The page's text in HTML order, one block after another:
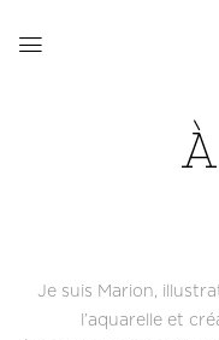
Je suis Marion,
l’aquarelle et